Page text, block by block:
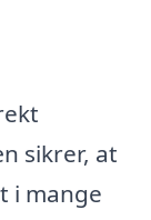
sikrer, at
i mange